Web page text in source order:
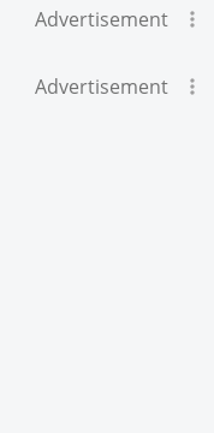
Advertisement
Advertisement